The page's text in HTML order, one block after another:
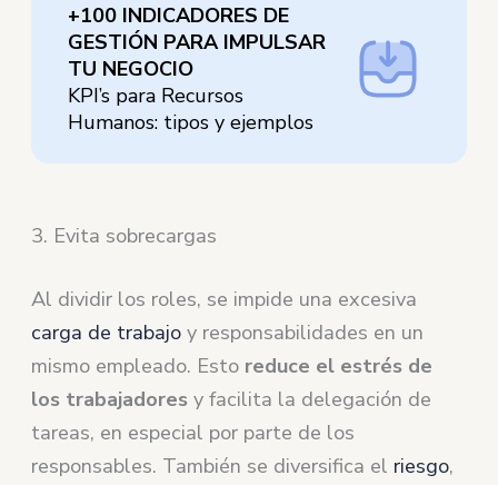
+100 INDICADORES DE
GESTIÓN PARA IMPULSAR
TU NEGOCIO
KPI’s para Recursos
Humanos: tipos y ejemplos
3. Evita sobrecargas
Al dividir los roles, se impide una excesiva
carga de trabajo y responsabilidades en un
mismo empleado. Esto reduce el estrés de
los trabajadores y facilita la delegación de
tareas, en especial por parte de los
responsables. También se diversifica el riesgo,